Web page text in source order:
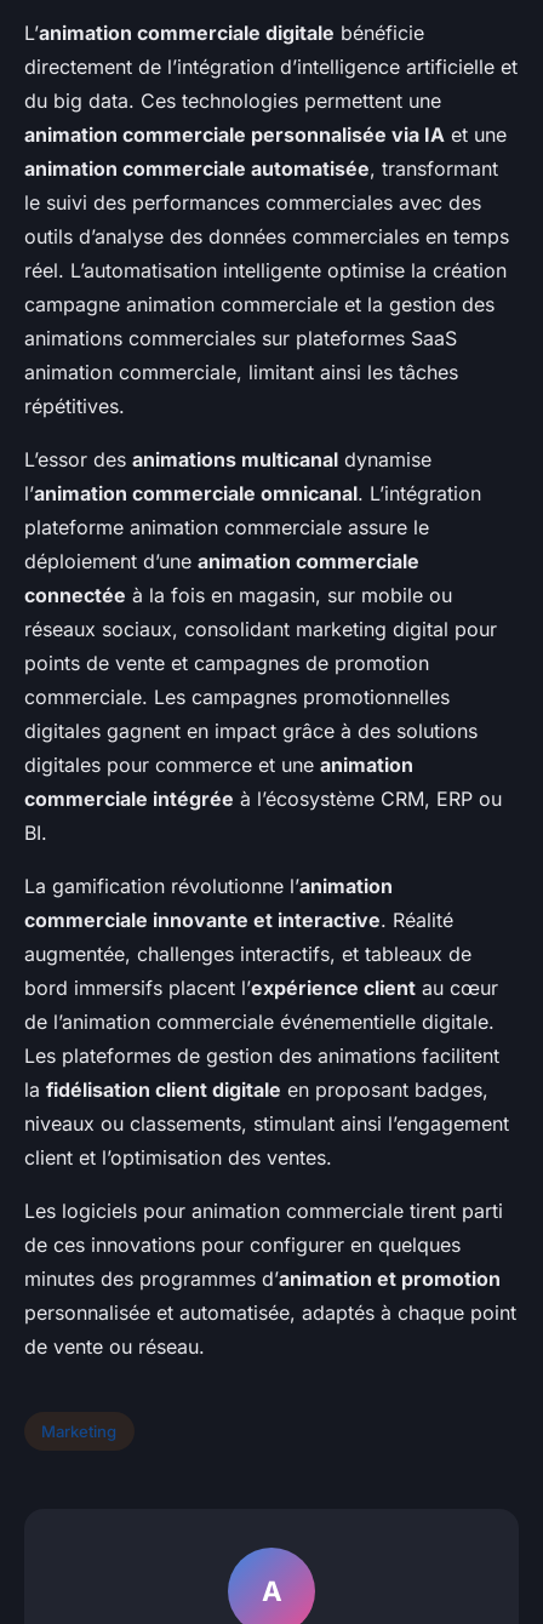
L’animation commerciale digitale bénéficie
directement de l’intégration d’intelligence artificielle et
du big data. Ces technologies permettent une
animation commerciale personnalisée via IA et une
animation commerciale automatisée, transformant
le suivi des performances commerciales avec des
outils d’analyse des données commerciales en temps
réel. L’automatisation intelligente optimise la création
campagne animation commerciale et la gestion des
animations commerciales sur plateformes SaaS
animation commerciale, limitant ainsi les tâches
répétitives.
L’essor des animations multicanal dynamise
l’animation commerciale omnicanal. L’intégration
plateforme animation commerciale assure le
déploiement d’une animation commerciale
connectée à la fois en magasin, sur mobile ou
réseaux sociaux, consolidant marketing digital pour
points de vente et campagnes de promotion
commerciale. Les campagnes promotionnelles
digitales gagnent en impact grâce à des solutions
digitales pour commerce et une animation
commerciale intégrée à l’écosystème CRM, ERP ou
BI.
La gamification révolutionne l’animation
commerciale innovante et interactive. Réalité
augmentée, challenges interactifs, et tableaux de
bord immersifs placent l’expérience client au cœur
de l’animation commerciale événementielle digitale.
Les plateformes de gestion des animations facilitent
la fidélisation client digitale en proposant badges,
niveaux ou classements, stimulant ainsi l’engagement
client et l’optimisation des ventes.
Les logiciels pour animation commerciale tirent parti
de ces innovations pour configurer en quelques
minutes des programmes d’animation et promotion
personnalisée et automatisée, adaptés à chaque point
de vente ou réseau.
Marketing
A